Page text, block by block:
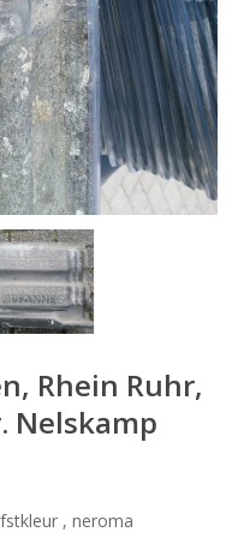
Rhein Ruhr,
Nelskamp
, neroma